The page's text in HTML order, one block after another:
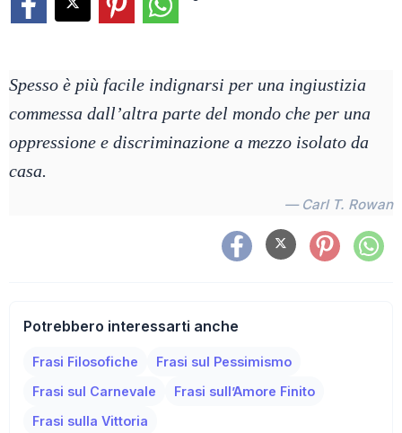
Spesso è più facile indignarsi per una ingiustizia
commessa dall’altra parte del mondo che per una
oppressione e discriminazione a mezzo isolato da
casa.
— Carl T. Rowan
Potrebbero interessarti anche
Frasi Filosofiche
Frasi sul Pessimismo
Frasi sul Carnevale
Frasi sull’Amore Finito
Frasi sulla Vittoria